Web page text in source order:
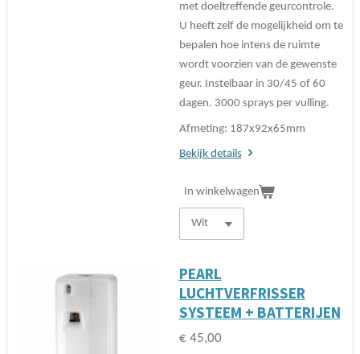
met doeltreffende geurcontrole.
U heeft zelf de mogelijkheid om te
bepalen hoe intens de ruimte
wordt voorzien van de gewenste
geur. Instelbaar in 30/45 of 60
dagen. 3000 sprays per vulling.
Afmeting: 187x92x65mm
Bekijk details
In winkelwagen
PEARL
LUCHTVERFRISSER
SYSTEEM + BATTERIJEN
€ 45,00